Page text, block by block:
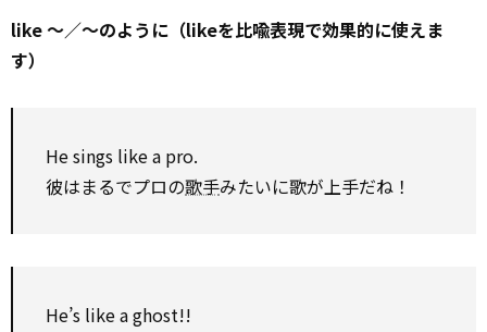
like ～／～のように（likeを比喩表現で効果的に使えま
す）
He sings like a pro.
彼はまるでプロの歌手みたいに歌が上手だね！
He’s like a ghost!!